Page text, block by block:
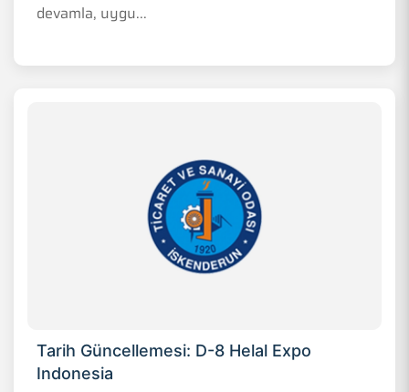
devamla, uygu...
Tarih Güncellemesi: D-8 Helal Expo
Indonesia